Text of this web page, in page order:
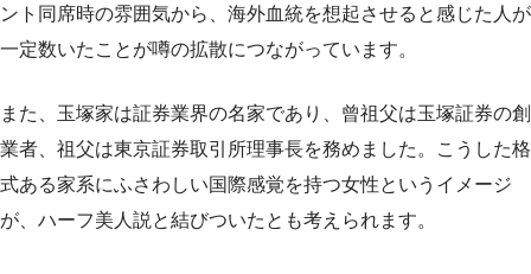
ント同席時の雰囲気から、海外血統を想起させると感じた人が
一定数いたことが噂の拡散につながっています。
また、玉塚家は証券業界の名家であり、曾祖父は玉塚証券の創
業者、祖父は東京証券取引所理事長を務めました。こうした格
式ある家系にふさわしい国際感覚を持つ女性というイメージ
が、ハーフ美人説と結びついたとも考えられます。